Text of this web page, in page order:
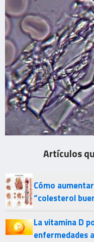
Artículos
Cómo
“colesterol
La vitamina D
enfermedades